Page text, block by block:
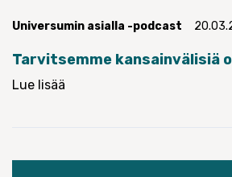
Universumin asialla -podcast
Tarvitsemme kansainvälisiä
Lue lisää